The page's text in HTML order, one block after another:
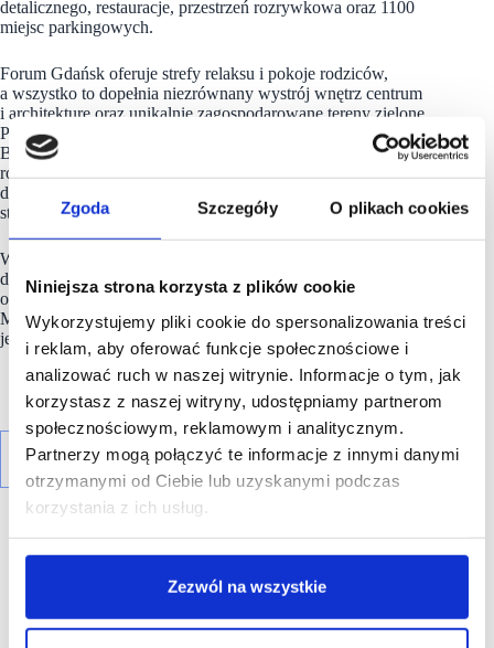
Zgoda Szczegóły O plikach cookies
Niniejsza strona korzysta z plików cookie
Wykorzystujemy pliki cookie do spersonalizowania treści
i reklam, aby oferować funkcje społecznościowe i
analizować ruch w naszej witrynie. Informacje o tym, jak
korzystasz z naszej witryny, udostępniamy partnerom
społecznościowym, reklamowym i analitycznym.
Partnerzy mogą połączyć te informacje z innymi danymi
otrzymanymi od Ciebie lub uzyskanymi podczas
korzystania z ich usług.
Zezwól na wszystkie
detalicznego, restauracje, przestrzeń rozrywkowa oraz 1100
miejsc parkingowych.
Forum Gdańsk oferuje strefy relaksu i pokoje rodziców,
a wszystko to dopełnia niezrównany wystrój wnętrz centrum
i architekturę oraz unikalnie zagospodarowane tereny zielone.
Przestrzeń Forum Gdańsk podzielona jest na trzy strefy –
Bulwar, Dziedziniec oraz Ulica, co dodatkowo podkreśla
różnorodność Forum. Każda strefa wyróżnia się starannie
dobranymi rozwiązaniami i detalami nawiązującymi do różnych
stylów.
W skład kompleksu wchodzi również zabytkowy budynek
dawnego przedszkola prowadzonego przez Siostry Elżbietanki
oraz Kunszt Wodny – siedziba Instytutu Kultury
Miejskiej. Właścicielem centrum handlowego Forum Gdańsk
jestNEPI Rockcastle sp. z o.o.
R E K L A M A